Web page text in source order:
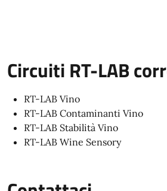
Circuiti RT-LAB
RT-LAB Vino
RT-LAB Contaminanti Vino
RT-LAB Stabilità Vino
RT-LAB Wine Sensory